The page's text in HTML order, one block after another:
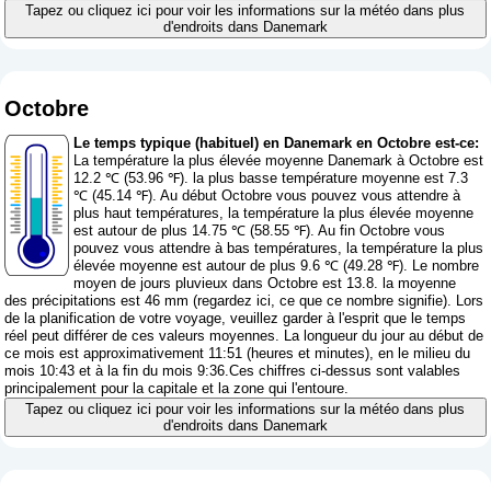
Tapez ou cliquez ici pour voir les informations sur la météo dans plus
d'endroits dans Danemark
Octobre
Le temps typique (habituel) en Danemark en Octobre est-ce:
La température la plus élevée moyenne Danemark à Octobre est
12.2 ℃ (53.96 ℉). la plus basse température moyenne est 7.3
℃ (45.14 ℉). Au début Octobre vous pouvez vous attendre à
plus haut températures, la température la plus élevée moyenne
est autour de plus 14.75 ℃ (58.55 ℉). Au fin Octobre vous
pouvez vous attendre à bas températures, la température la plus
élevée moyenne est autour de plus 9.6 ℃ (49.28 ℉). Le nombre
moyen de jours pluvieux dans Octobre est 13.8. la moyenne
des précipitations est 46 mm (regardez ici, ce que ce nombre signifie). Lors
de la planification de votre voyage, veuillez garder à l'esprit que le temps
réel peut différer de ces valeurs moyennes. La longueur du jour au début de
ce mois est approximativement 11:51 (heures et minutes), en le milieu du
mois 10:43 et à la fin du mois 9:36.Ces chiffres ci-dessus sont valables
principalement pour la capitale et la zone qui l'entoure.
Tapez ou cliquez ici pour voir les informations sur la météo dans plus
d'endroits dans Danemark